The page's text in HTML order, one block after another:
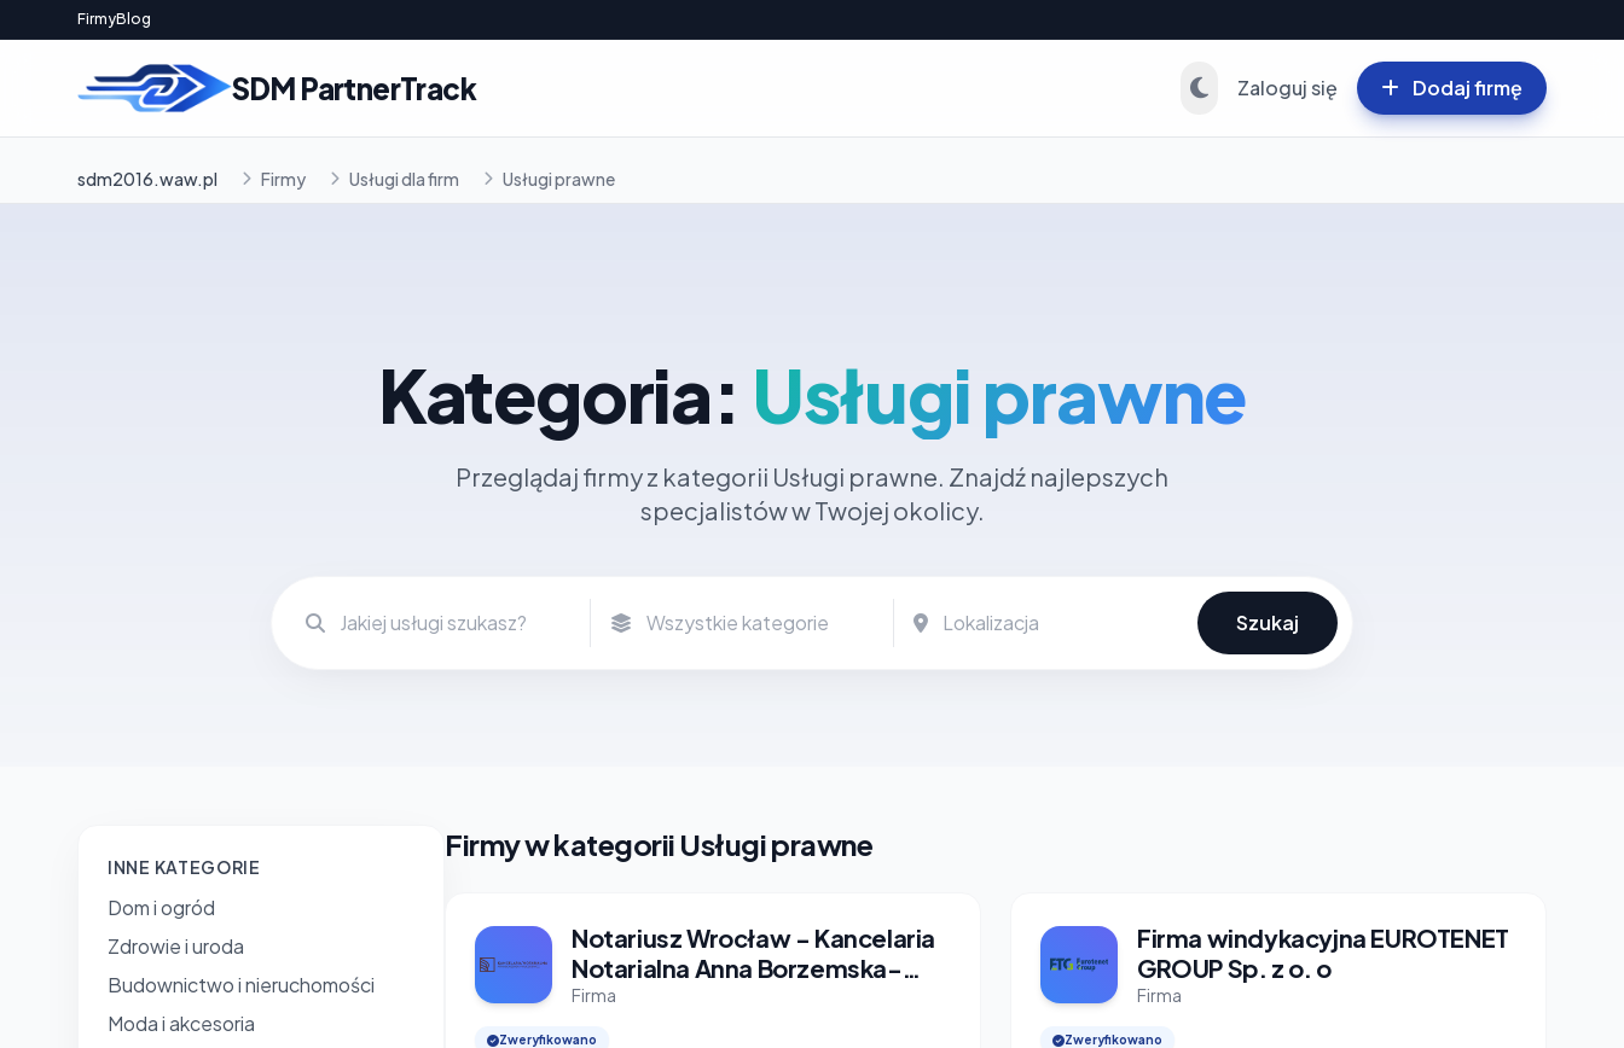
FirmyBlog
SDM PartnerTrack Zaloguj się Dodaj firmę
sdm2016.waw.pl Firmy Usługi dla firm Usługi prawne
Kategoria: Usługi prawne
Przeglądaj firmy z kategorii Usługi prawne. Znajdź najlepszych
specjalistów w Twojej okolicy.
Szukaj
INNE KATEGORIE
Dom i ogród
Zdrowie i uroda
Budownictwo i nieruchomości
Moda i akcesoria
Firmy w kategorii Usługi prawne
Notariusz Wrocław - Kancelaria
Notarialna Anna Borzemska-
Wiliczkiewicz
Firma
Zweryfikowano
Firma windykacyjna EUROTENET
GROUP Sp. z o. o
Firma
Zweryfikowano